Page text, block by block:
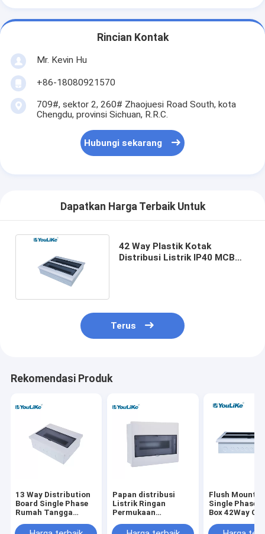
Rincian Kontak
Mr. Kevin Hu
+86-18080921570
709#, sektor 2, 260# Zhaojuesi Road South, kota
Chengdu, provinsi Sichuan, R.R.C.
Hubungi sekarang
Dapatkan Harga Terbaik Untuk
42 Way Plastik Kotak
Distribusi Listrik IP40 MCB
Terus
Rekomendasi Produk
13 Way Distribution
Board Single Phase
Rumah Tangga
Distribusi Mcb
Papan distribusi
Listrik Ringan
Permukaan
Dengan Metal Din
Flush Mounted
Single Phase
Box 42Way